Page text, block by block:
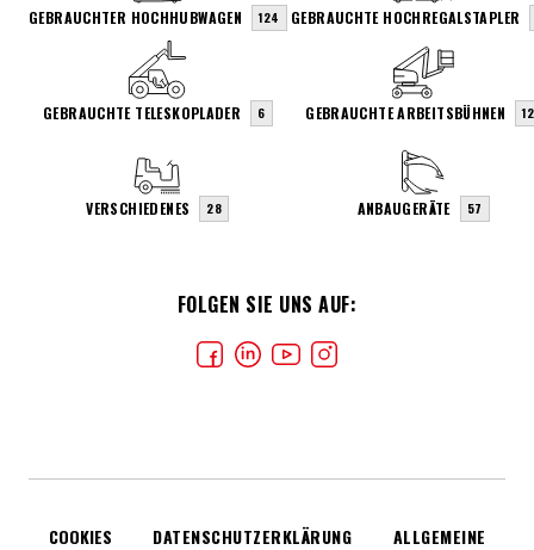
FOLGEN SIE UNS AUF:
GEBRAUCHTER HOCHHUBWAGEN 124 GEBRAUCHTE HOCHREGALSTAPLER
GEBRAUCHTE TELESKOPLADER 6 GEBRAUCHTE ARBEITSBÜHNEN 12
VERSCHIEDENES 28 ANBAUGERÄTE 57
COOKIES DATENSCHUTZERKLÄRUNG ALLGEMEINE